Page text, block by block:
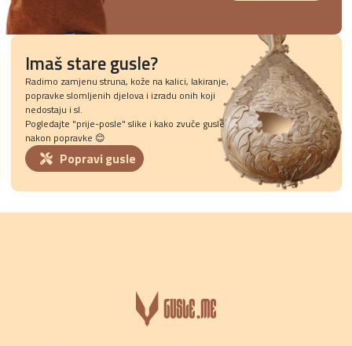
Imaš stare gusle?
Radimo zamjenu struna, kože na kalici, lakiranje,
popravke slomljenih djelova i izradu onih koji
nedostaju i sl.
Pogledajte "prije-posle" slike i kako zvuče gusle
nakon popravke 😊
Popravi gusle